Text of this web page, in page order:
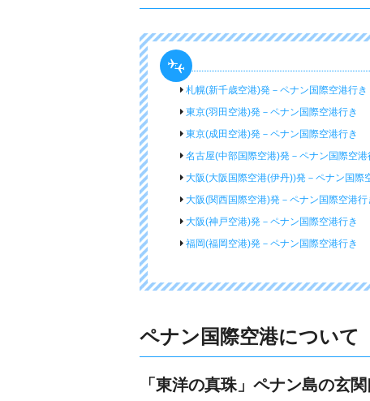
札幌(新千歳空港)発－ペナン国際空港行き
東京(羽田空港)発－ペナン国際空港行き
東京(成田空港)発－ペナン国際空港行き
名古屋(中部国際空港)発－ペナン国際空港
大阪(大阪国際空港(伊丹))発－ペナン国際
大阪(関西国際空港)発－ペナン国際空港行
大阪(神戸空港)発－ペナン国際空港行き
福岡(福岡空港)発－ペナン国際空港行き
ペナン国際空港について
「東洋の真珠」ペナン島の玄関